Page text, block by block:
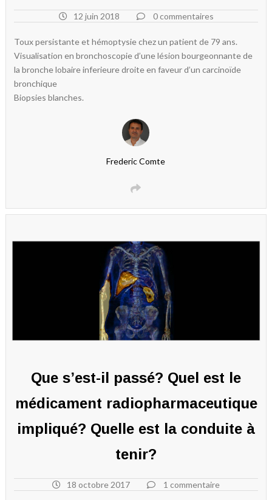
12 juin 2018 0 commentaires
Toux persistante et hémoptysie chez un patient de 79 ans.
Visualisation en bronchoscopie d’une lésion bourgeonnante de
la bronche lobaire inferieure droite en faveur d’un carcinoïde
bronchique
Biopsies blanches.
Frederic Comte
Que s’est-il passé? Quel est le
médicament radiopharmaceutique
impliqué? Quelle est la conduite à
tenir?
18 octobre 2017 1 commentaire